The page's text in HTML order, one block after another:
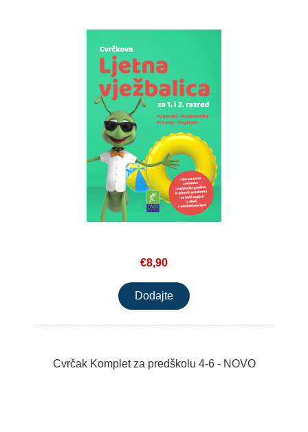
€8,90
Cvrčak Komplet za predškolu 4-6 - NOVO